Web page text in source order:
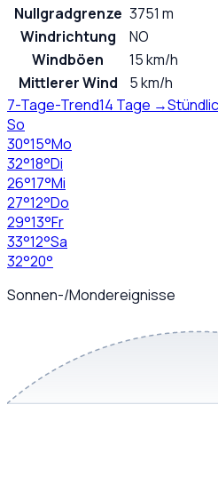
Nullgradgrenze 3751 m
Windrichtung
NO
Windböen
15 km/h
Mittlerer Wind
5 km/h
7-Tage-Trend14 Tage →
So
30°15°Mo
32°18°Di
26°17°Mi
27°12°Do
29°13°Fr
33°12°Sa
32°20°
Sonnen-/Mondereignisse